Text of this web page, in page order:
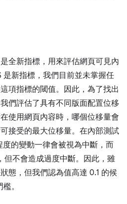
全新指標，用來評估網頁可見內
是新指標，我們目前並未掌握任
項指標的閾值。因此，為了找出
們評估了具有不同版面配置位移
使用網頁內容時，哪個位移量會
接受的最大位移量。在內部測試
度的變動一律會被視為中斷，而
但不會造成過度中斷。因此，雖
態，但我們認為值高達 0.1 的候
。